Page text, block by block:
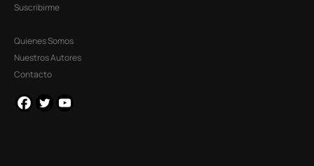
Suscribirme
Quienes Somos
Nuestros Autores
Contacto